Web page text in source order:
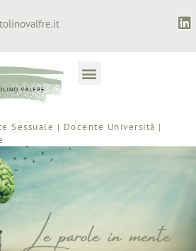
Sessuale | Docente Università |